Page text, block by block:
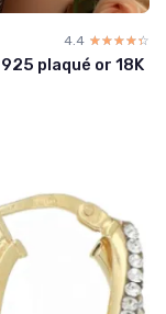
4.4 ☆☆☆☆☆
★★★★★
plaqué or 18K